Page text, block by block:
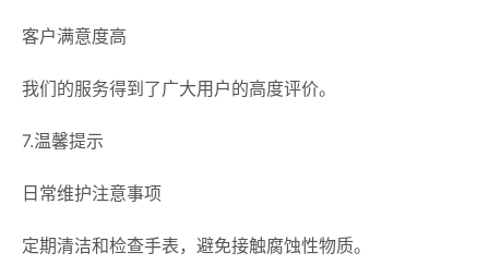
客户满意度高
我们的服务得到了广大用户的高度评价。
7.温馨提示
日常维护注意事项
定期清洁和检查手表，避免接触腐蚀性物质。